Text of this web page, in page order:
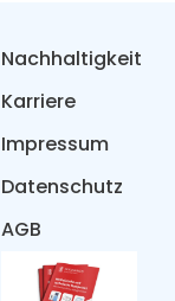
Nachhaltigkeit
Karriere
Impressum
Datenschutz
AGB